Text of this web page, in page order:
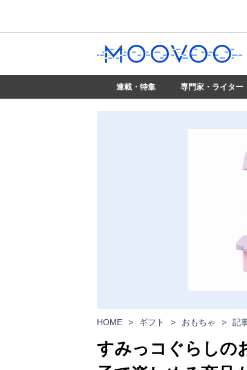
連載・特集 専門家・ライター
HOME > ギフト > おもちゃ > 記
すみっコぐらしの